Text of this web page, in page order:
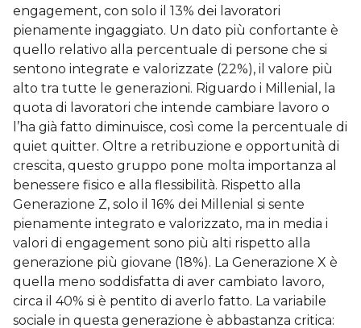
engagement, con solo il 13% dei lavoratori
pienamente ingaggiato. Un dato più confortante è
quello relativo alla percentuale di persone che si
sentono integrate e valorizzate (22%), il valore più
alto tra tutte le generazioni. Riguardo i Millenial, la
quota di lavoratori che intende cambiare lavoro o
l’ha già fatto diminuisce, così come la percentuale di
quiet quitter. Oltre a retribuzione e opportunità di
crescita, questo gruppo pone molta importanza al
benessere fisico e alla flessibilità. Rispetto alla
Generazione Z, solo il 16% dei Millenial si sente
pienamente integrato e valorizzato, ma in media i
valori di engagement sono più alti rispetto alla
generazione più giovane (18%). La Generazione X è
quella meno soddisfatta di aver cambiato lavoro,
circa il 40% si è pentito di averlo fatto. La variabile
sociale in questa generazione è abbastanza critica: